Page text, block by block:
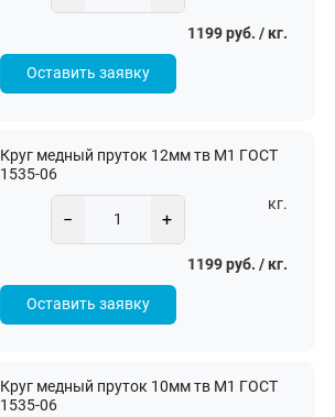
1199 руб. / кг.
Оставить заявку
Круг медный пруток 12мм тв М1 ГОСТ
1535-06
− +
кг.
1199 руб. / кг.
Оставить заявку
Круг медный пруток 10мм тв М1 ГОСТ
1535-06